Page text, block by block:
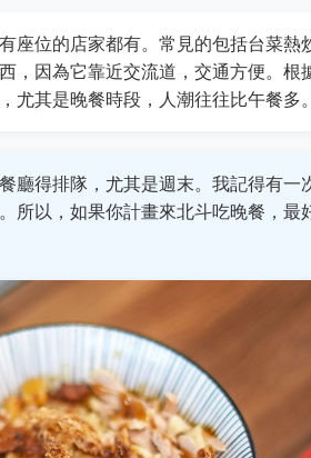
座位的店家都有。常見的包括台菜熱
，因為它靠近交流道，交通方便。根
尤其是晚餐時段，人潮往往比午餐多。
得排隊，尤其是週末。我記得有一
所以，如果你計畫來北斗吃晚餐，最